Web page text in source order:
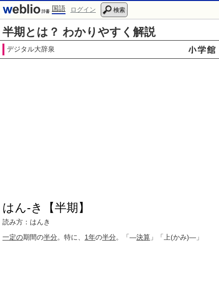
国語 ログイン 検索
半期とは？ わかりやすく解説
デジタル大辞泉
はん‐き【半期】
読み方：はんき
一定の期間の半分。特に、 1年の半分。「―決算 」「上(かみ)―」